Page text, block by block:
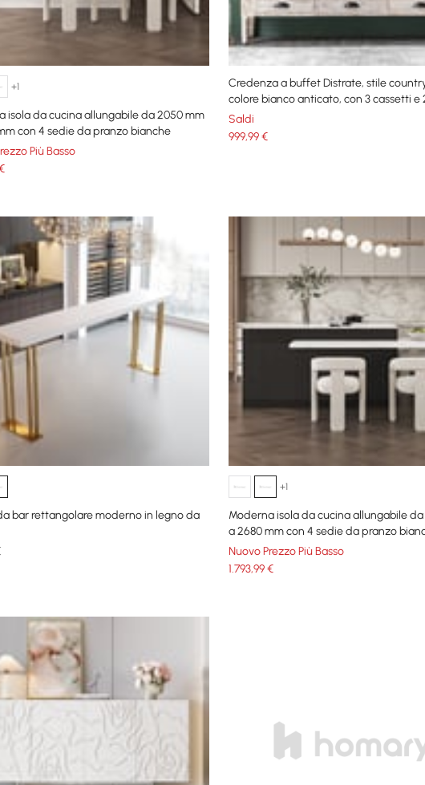
+1
isola da cucina allungabile da 2050 mm
con 4 sedie da pranzo bianche
Più Basso
Credenza a buffet Distrate, stile
colore bianco anticato, con 3 cassetti e
Saldi
999,99€
bar rettangolare moderno in legno da
+1
Moderna isola da cucina allungabile
a 2680 mm con 4 sedie da pranzo
Nuovo Prezzo Più Basso
1.793,99€